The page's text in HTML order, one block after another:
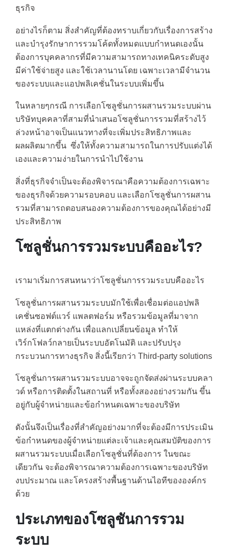
ธุรกิจ
อย่างไรก็ตาม สิ่งสำคัญที่ต้องทราบเกี่ยวกับเรื่องการสร้าง
และบำรุงรักษาการรวมโค้ดทั้งหมดแบบกำหนดเองนั้น
ต้องการบุคคลากรที่มีความสามารถทางเทคนิคระดับสูง
มีค่าใช้จ่ายสูง และใช้เวลานานโดย เฉพาะเวลามีจำนวน
ของระบบและแอปพลิเคชั่นในระบบเพิ่มขึ้น
ในหลายๆกรณี การเลือกโซลูชั่นการผสานรวมระบบผ่าน
บริษัทบุคคลาที่สามที่นำเสนอโซลูชั่นการรวมที่สร้างไว้
ล่วงหน้าอาจเป็นแนวทางที่จะเพิ่มประสิทธิภาพและ
ผลผลิตมากขึ้น ซึ่งให้ทั้งความสามารถในการปรับแต่งได้
เองและความง่ายในการนำไปใช้งาน
สิ่งที่ธุรกิจจำเป็นจะต้องพิจารณาคือความต้องการเฉพาะ
ของธุรกิจด้วยความรอบคอบ และเลือกโซลูชั่นการผสาน
รวมที่สามารถตอบสนองความต้องการของคุณได้อย่างมี
ประสิทธิภาพ
โซลูชั่นการรวมระบบคืออะไร?
เรามาเริ่มการสนทนาว่าโซลูชั่นการรวมระบบคืออะไร
โซลูชั่นการผสานรวมระบบมักใช้เพื่อเชื่อมต่อแอปพลิ
เคชั่นซอฟต์แวร์ แพลตฟอร์ม หรือรวมข้อมูลที่มาจาก
แหล่งที่แตกต่างกัน เพื่อแลกเปลี่ยนข้อมูล ทำให้
เวิร์กโฟลว์กลายเป็นระบบอัตโนมัติ และปรับปรุง
กระบวนการทางธุรกิจ สิ่งนี้เรียกว่า Third-party solutions
โซลูชั่นการผสานรวมระบบอาจจะถูกจัดส่งผ่านระบบคลา
วด์ หรือการติดตั้งในสถานที่ หรือทั้งสองอย่างรวมกัน ขึ้น
อยู่กับผู้จำหน่ายและข้อกำหนดเฉพาะของบริษัท
ดังนั้นจึงเป็นเรื่องที่สำคัญอย่างมากที่จะต้องมีการประเมิน
ข้อกำหนดของผู้จำหน่ายแต่ละเจ้าและคุณสมบัติของการ
ผสานรวมระบบเมื่อเลือกโซลูชั่นที่ต้องการ ในขณะ
เดียวกัน จะต้องพิจารณาความต้องการเฉพาะของบริษัท
งบประมาณ และโครงสร้างพื้นฐานด้านไอทีขององค์กร
ด้วย
ประเภทของโซลูชันการรวม
ระบบ